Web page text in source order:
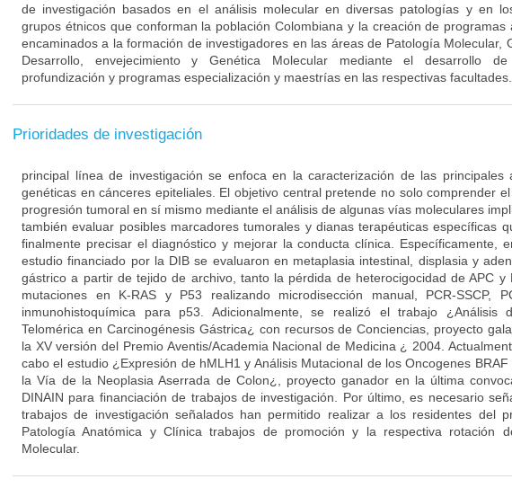
de investigación basados en el análisis molecular en diversas patologías y en
grupos étnicos que conforman la población Colombiana y la creación de programas
encaminados a la formación de investigadores en las áreas de Patología Molecular,
Desarrollo, envejecimiento y Genética Molecular mediante el desarrollo
profundización y programas especialización y maestrías en las respectivas facultades.
Prioridades de investigación
principal línea de investigación se enfoca en la caracterización de las principales
genéticas en cánceres epiteliales. El objetivo central pretende no solo comprender
progresión tumoral en sí mismo mediante el análisis de algunas vías moleculares
también evaluar posibles marcadores tumorales y dianas terapéuticas específicas
finalmente precisar el diagnóstico y mejorar la conducta clínica. Específicamente,
estudio financiado por la DIB se evaluaron en metaplasia intestinal, displasia y
gástrico a partir de tejido de archivo, tanto la pérdida de heterocigocidad de APC y
mutaciones en K-RAS y P53 realizando microdisección manual, PCR-SSCP,
inmunohistoquímica para p53. Adicionalmente, se realizó el trabajo ¿Análisis
Telomérica en Carcinogénesis Gástrica¿ con recursos de Conciencias, proyecto
la XV versión del Premio Aventis/Academia Nacional de Medicina ¿ 2004.
cabo el estudio ¿Expresión de hMLH1 y Análisis Mutacional de los Oncogenes BRAF
la Vía de la Neoplasia Aserrada de Colon¿, proyecto ganador en la última
DINAIN para financiación de trabajos de investigación. Por último, es necesario
trabajos de investigación señalados han permitido realizar a los residentes del
Patología Anatómica y Clínica trabajos de promoción y la respectiva rotación
Molecular.